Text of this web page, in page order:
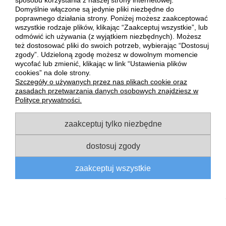
lat.
Mamy w ofercie odzież i akcesoria narciarskie dla mężczyzn,
kobiet oraz dzieci. W naszym sklepie znajdziesz więc
wszystko, co niezbędne, by rodzinny wyjazd na narty był
udany.
PŁATNOŚCI I DOSTAWA
INFORMACJE
O NAS
Domyślnie włączone są jedynie pliki niezbędne do
poprawnego działania strony. Poniżej możesz zaakceptować
wszystkie rodzaje plików, klikając “Zaakceptuj wszystkie”, lub
odmówić ich używania (z wyjątkiem niezbędnych). Możesz
też dostosować pliki do swoich potrzeb, wybierając “Dostosuj
zgody”. Udzieloną zgodę możesz w dowolnym momencie
wycofać lub zmienić, klikając w link “Ustawienia plików
cookies” na dole strony.
Szczegóły o używanych przez nas plikach cookie oraz
zasadach przetwarzania danych osobowych znajdziesz w
Polityce prywatności.
zaakceptuj tylko niezbędne
dostosuj zgody
zaakceptuj wszystkie